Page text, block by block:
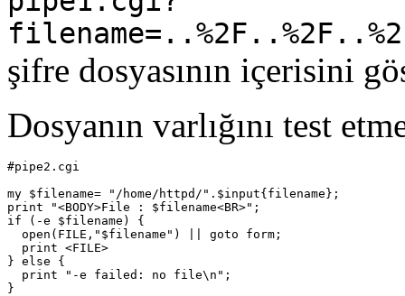
şifre dosyasının içerisini
Dosyanın varlığını test
#pipe2.cgi
my $filename= "/home/httpd/".$input{filename};
print "<BODY>File : $filename<BR>";
if (-e $filename) {
  open(FILE,"$filename") || goto form;
  print <FILE>
} else {
  print "-e failed: no file\n";